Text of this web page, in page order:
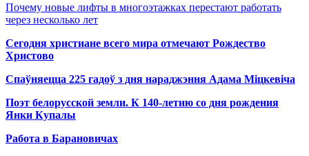
Почему новые лифты в многоэтажках перестают работать
через несколько лет
Сегодня христиане всего мира отмечают Рождество
Христово
Спаўняецца 225 гадоў з дня нараджэння Адама Міцкевіча
Поэт белорусской земли. К 140-летию со дня рождения
Янки Купалы
Работа в Барановичах